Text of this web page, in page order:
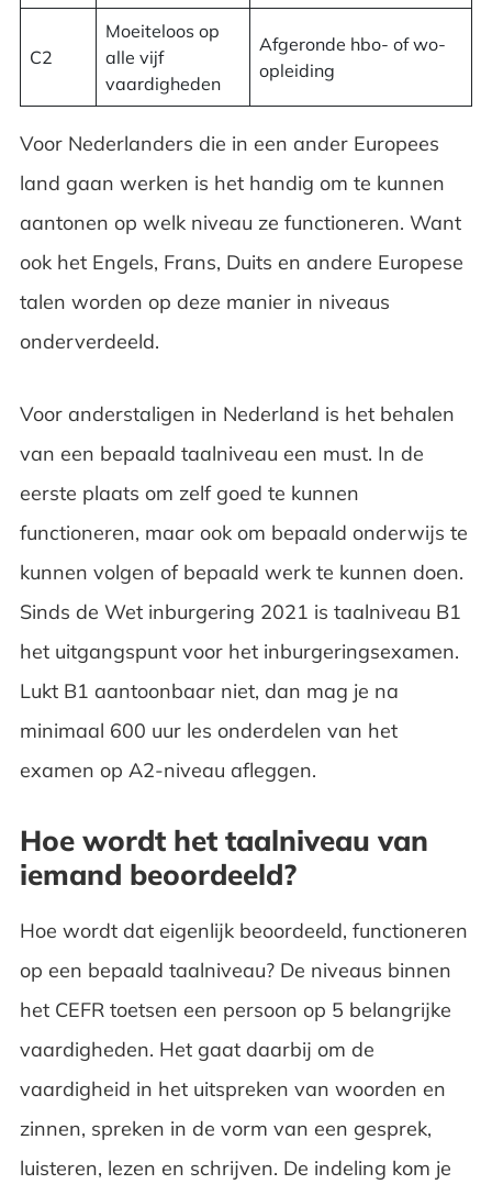
C2
Moeiteloos op
alle vijf
vaardigheden
Afgeronde hbo- of wo-
opleiding
Voor Nederlanders die in een ander Europees
land gaan werken is het handig om te kunnen
aantonen op welk niveau ze functioneren. Want
ook het Engels, Frans, Duits en andere Europese
talen worden op deze manier in niveaus
onderverdeeld.
Voor anderstaligen in Nederland is het behalen
van een bepaald taalniveau een must. In de
eerste plaats om zelf goed te kunnen
functioneren, maar ook om bepaald onderwijs te
kunnen volgen of bepaald werk te kunnen doen.
Sinds de Wet inburgering 2021 is taalniveau B1
het uitgangspunt voor het inburgeringsexamen.
Lukt B1 aantoonbaar niet, dan mag je na
minimaal 600 uur les onderdelen van het
examen op A2-niveau afleggen.
Hoe wordt het taalniveau van
iemand beoordeeld?
Hoe wordt dat eigenlijk beoordeeld, functioneren
op een bepaald taalniveau? De niveaus binnen
het CEFR toetsen een persoon op 5 belangrijke
vaardigheden. Het gaat daarbij om de
vaardigheid in het uitspreken van woorden en
zinnen, spreken in de vorm van een gesprek,
luisteren, lezen en schrijven. De indeling kom je